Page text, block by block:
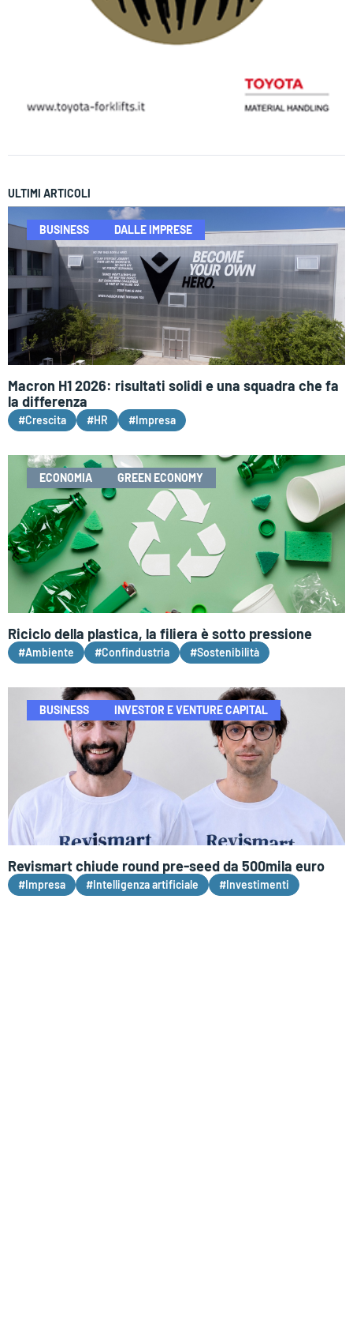
ULTIMI ARTICOLI
BUSINESS DALLE IMPRESE
Macron H1 2026: risultati solidi e una squadra che fa
la differenza
#Crescita #HR #Impresa
ECONOMIA GREEN ECONOMY
Riciclo della plastica, la filiera è sotto pressione
#Ambiente #Confindustria #Sostenibilità
BUSINESS INVESTOR E VENTURE CAPITAL
Revismart chiude round pre-seed da 500mila euro
#Impresa #Intelligenza artificiale #Investimenti